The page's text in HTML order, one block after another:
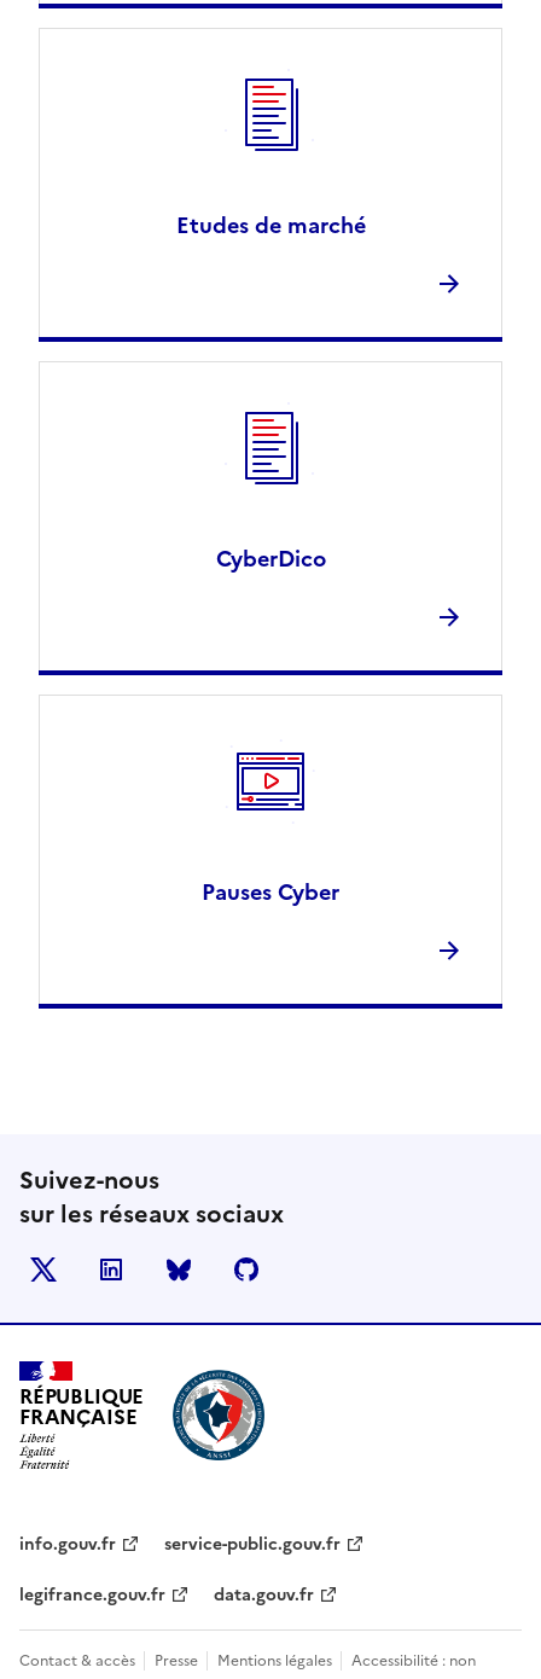
Etudes de marché
CyberDico
Pauses Cyber
Suivez-nous
sur les réseaux sociaux
LinkedIn BlueSky
RÉPUBLIQUE
FRANÇAISE
info.gouv.fr
service-public.gouv.fr
legifrance.gouv.fr
data.gouv.fr
Contact & accès Presse Mentions légales Accessibilité : non